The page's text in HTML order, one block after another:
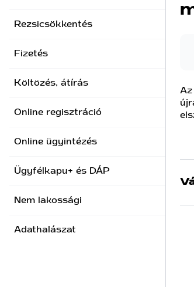
Rezsicsökkentés
Fizetés
Költözés, átírás
Online regisztráció
Online ügyintézés
Ügyfélkapu+ és DÁP
Nem lakossági
Adathalászat